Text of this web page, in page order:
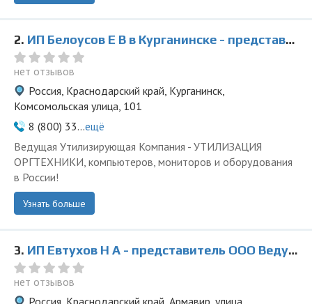
2. ИП Белоусов Е В в Курганинске - представитель ООО Ведущая Утилизирующая Компания
нет отзывов
Россия, Краснодарский край, Курганинск,
Комсомольская улица, 101
8 (800) 33...ещё
Ведущая Утилизирующая Компания - УТИЛИЗАЦИЯ
ОРГТЕХНИКИ, компьютеров, мониторов и оборудования
в России!
Узнать больше
3. ИП Евтухов Н А - представитель ООО Ведущая Утилизирующая Компания
нет отзывов
Россия, Краснодарский край, Армавир, улица